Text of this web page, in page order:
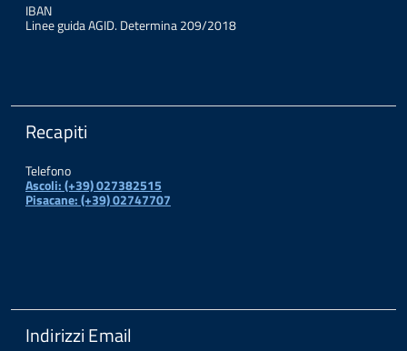
IBAN
Linee guida AGID. Determina 209/2018
Recapiti
Telefono
Ascoli: (+39) 027382515
Pisacane: (+39) 02747707
Indirizzi Email